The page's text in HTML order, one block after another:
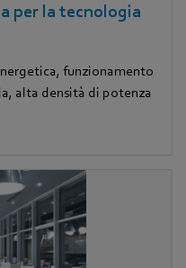
per la tecnologia
funzionamento
alta densità di potenza